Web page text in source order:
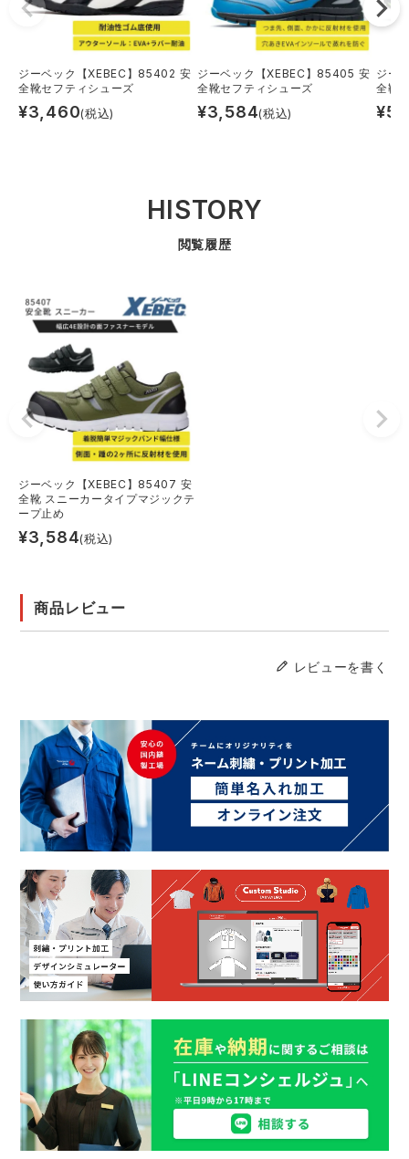
ジーベック【XEBEC】85402 安
全靴セフティシューズ
¥3,460(税込)
ジーベック【XEBEC】85405 安
全靴セフティシューズ
¥3,584(税込)
ジー
全靴
¥
HISTORY
閲覧履歴
ジーベック【XEBEC】85407 安
全靴 スニーカータイプマジックテ
ープ止め
¥3,584(税込)
商品レビュー
レビューを書く